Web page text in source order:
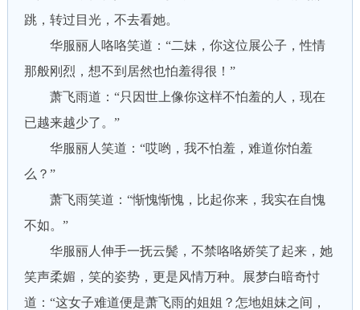
跳，转过目光，不去看她。
华服丽人咯咯笑道：“二妹，你这位展公子，性情
那般刚烈，想不到居然也怕羞得很！”
萧飞雨道：“只因世上像你这样不怕羞的人，现在
已越来越少了。”
华服丽人笑道：“哎哟，我不怕羞，难道你怕羞
么？”
萧飞雨笑道：“惭愧惭愧，比起你来，我实在自愧
不如。”
华服丽人伸手一抚云鬓，不禁咯咯娇笑了起来，她
笑声柔媚，笑的姿势，更是风情万种。展梦白暗奇忖
道：“这女子难道便是萧飞雨的姐姐？怎地姐妹之间，